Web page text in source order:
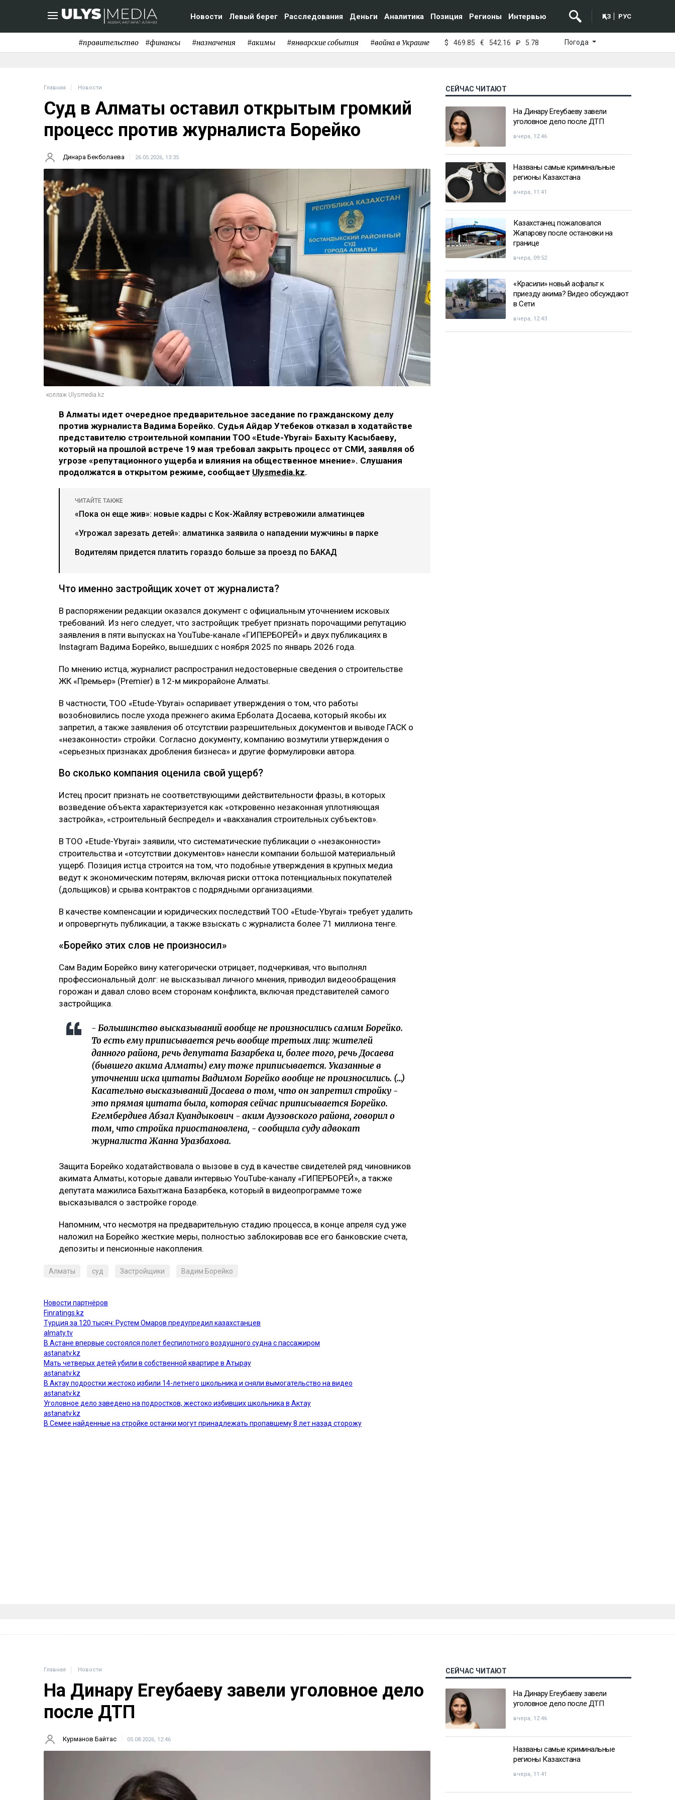
Новости Левый берег Расследования Деньги Аналитика Позиция Регионы Интервью ҚАЗ РУС
#правительство #финансы #назначения #акимы #январские события #война в Украине $ 469.85 € 542.16 ₽ 5.78 Погода
Главная Новости
Суд в Алматы оставил открытым громкий
процесс против журналиста Борейко
Динара Бекболаева 26.05.2026, 13:35
коллаж Ulysmedia.kz
В Алматы идет очередное предварительное заседание по гражданскому делу
против журналиста Вадима Борейко. Судья Айдар Утебеков отказал в ходатайстве
представителю строительной компании ТОО «Etude-Ybyrai» Бахыту Касыбаеву,
который на прошлой встрече 19 мая требовал закрыть процесс от СМИ, заявляя об
угрозе «репутационного ущерба и влияния на общественное мнение». Слушания
продолжатся в открытом режиме, сообщает Ulysmedia.kz.
ЧИТАЙТЕ ТАКЖЕ
«Пока он еще жив»: новые кадры с Кок-Жайляу встревожили алматинцев
«Угрожал зарезать детей»: алматинка заявила о нападении мужчины в парке
Водителям придется платить гораздо больше за проезд по БАКАД
Что именно застройщик хочет от журналиста?
В распоряжении редакции оказался документ с официальным уточнением исковых
требований. Из него следует, что застройщик требует признать порочащими репутацию
заявления в пяти выпусках на YouTube-канале «ГИПЕРБОРЕЙ» и двух публикациях в
Instagram Вадима Борейко, вышедших с ноября 2025 по январь 2026 года.
По мнению истца, журналист распространил недостоверные сведения о строительстве
ЖК «Премьер» (Premier) в 12-м микрорайоне Алматы.
В частности, ТОО «Etude-Ybyrai» оспаривает утверждения о том, что работы
возобновились после ухода прежнего акима Ерболата Досаева, который якобы их
запретил, а также заявления об отсутствии разрешительных документов и выводе ГАСК о
«незаконности» стройки. Согласно документу, компанию возмутили утверждения о
«серьезных признаках дробления бизнеса» и другие формулировки автора.
Во сколько компания оценила свой ущерб?
Истец просит признать не соответствующими действительности фразы, в которых
возведение объекта характеризуется как «откровенно незаконная уплотняющая
застройка», «строительный беспредел» и «вакханалия строительных субъектов».
В ТОО «Etude-Ybyrai» заявили, что систематические публикации о «незаконности»
строительства и «отсутствии документов» нанесли компании большой материальный
ущерб. Позиция истца строится на том, что подобные утверждения в крупных медиа
ведут к экономическим потерям, включая риски оттока потенциальных покупателей
(дольщиков) и срыва контрактов с подрядными организациями.
В качестве компенсации и юридических последствий ТОО «Etude-Ybyrai» требует удалить
и опровергнуть публикации, а также взыскать с журналиста более 71 миллиона тенге.
«Борейко этих слов не произносил»
Сам Вадим Борейко вину категорически отрицает, подчеркивая, что выполнял
профессиональный долг: не высказывал личного мнения, приводил видеообращения
горожан и давал слово всем сторонам конфликта, включая представителей самого
застройщика.
- Большинство высказываний вообще не произносились самим Борейко.
То есть ему приписывается речь вообще третьих лиц: жителей
данного района, речь депутата Базарбека и, более того, речь Досаева
(бывшего акима Алматы) ему тоже приписывается. Указанные в
уточнении иска цитаты Вадимом Борейко вообще не произносились. (…)
Касательно высказываний Досаева о том, что он запретил стройку -
это прямая цитата была, которая сейчас приписывается Борейко.
Егембердиев Абзал Куандыкович - аким Ауэзовского района, говорил о
том, что стройка приостановлена, - сообщила суду адвокат
журналиста Жанна Уразбахова.
Защита Борейко ходатайствовала о вызове в суд в качестве свидетелей ряд чиновников
акимата Алматы, которые давали интервью YouTube-каналу «ГИПЕРБОРЕЙ», а также
депутата мажилиса Бахытжана Базарбека, который в видеопрограмме тоже
высказывался о застройке городе.
Напомним, что несмотря на предварительную стадию процесса, в конце апреля суд уже
наложил на Борейко жесткие меры, полностью заблокировав все его банковские счета,
депозиты и пенсионные накопления.
Алматы суд Застройщики Вадим Борейко
СЕЙЧАС ЧИТАЮТ
На Динару Егеубаеву завели
уголовное дело после ДТП
вчера, 12:46
Названы самые криминальные
регионы Казахстана
вчера, 11:41
Казахстанец пожаловался
Жапарову после остановки на
границе
вчера, 09:52
«Красили» новый асфальт к
приезду акима? Видео обсуждают
в Сети
вчера, 12:43
Главная Новости
На Динару Егеубаеву завели уголовное дело
после ДТП
Курманов Байтас 05.08.2026, 12:46
СЕЙЧАС ЧИТАЮТ
На Динару Егеубаеву завели
уголовное дело после ДТП
вчера, 12:46
Названы самые криминальные
регионы Казахстана
вчера, 11:41